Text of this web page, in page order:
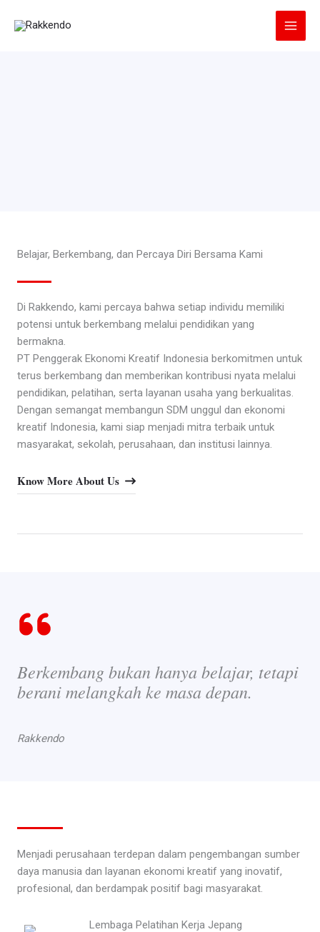
Belajar, Berkembang, dan Percaya Diri Bersama Kami
Di Rakkendo, kami percaya bahwa setiap individu memiliki
potensi untuk berkembang melalui pendidikan yang
bermakna.
PT Penggerak Ekonomi Kreatif Indonesia berkomitmen untuk
terus berkembang dan memberikan kontribusi nyata melalui
pendidikan, pelatihan, serta layanan usaha yang berkualitas.
Dengan semangat membangun SDM unggul dan ekonomi
kreatif Indonesia, kami siap menjadi mitra terbaik untuk
masyarakat, sekolah, perusahaan, dan institusi lainnya.
Know More About Us
Berkembang bukan hanya belajar, tetapi
berani melangkah ke masa depan.
Rakkendo
Menjadi perusahaan terdepan dalam pengembangan sumber
daya manusia dan layanan ekonomi kreatif yang inovatif,
profesional, dan berdampak positif bagi masyarakat.